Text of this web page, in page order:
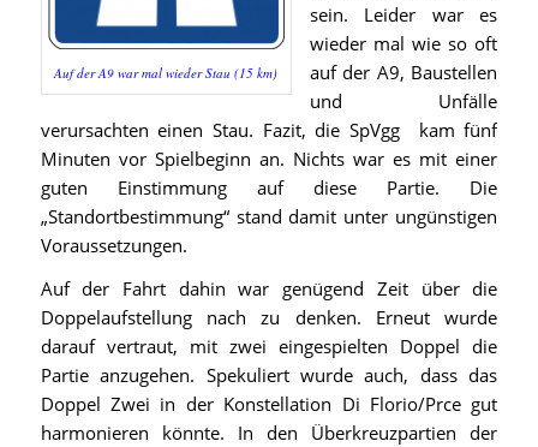
Auf der A9 war mal wieder Stau (15 km)
sein. Leider war es
wieder mal wie so oft
auf der A9, Baustellen
und Unfälle
verursachten einen Stau. Fazit, die SpVgg kam fünf
Minuten vor Spielbeginn an. Nichts war es mit einer
guten Einstimmung auf diese Partie. Die
„Standortbestimmung“ stand damit unter ungünstigen
Voraussetzungen.
Auf der Fahrt dahin war genügend Zeit über die
Doppelaufstellung nach zu denken. Erneut wurde
darauf vertraut, mit zwei eingespielten Doppel die
Partie anzugehen. Spekuliert wurde auch, dass das
Doppel Zwei in der Konstellation Di Florio/Prce gut
harmonieren könnte. In den Überkreuzpartien der